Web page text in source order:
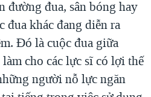
TẠI VIỆT NAM
PHỦ VIỆT NAM
TRỘM HẢI SÂM
VỌNG TỪ NÔNG THÔN MỸ
đường đua, sân bóng hay
khác đang diễn ra
Đó là cuộc đua giữa
cho các lực sĩ có lợi thế
người nỗ lực ngăn